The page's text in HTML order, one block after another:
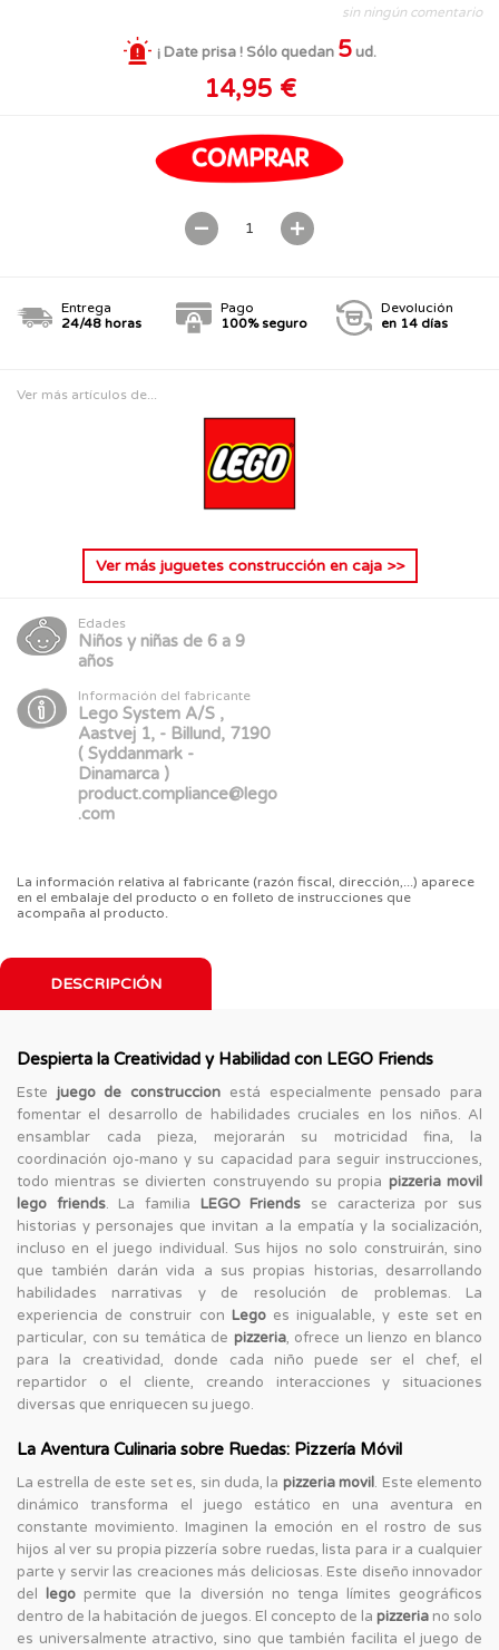
sin ningún comentario
¡ Date prisa ! Sólo quedan 5ud.
14,95 €
Entrega
24/48 horas
Pago
100% seguro
Devolución
en 14 días
Ver más artículos de...
Ver más juguetes construcción en caja>>
Edades
Niños y niñas de 6 a 9
años
Información del fabricante
Lego System A/S ,
Aastvej 1, - Billund, 7190
( Syddanmark -
Dinamarca )
product.compliance@lego
.com
La información relativa al fabricante (razón fiscal, dirección,...) aparece
en el embalaje del producto o en folleto de instrucciones que
acompaña al producto.
DESCRIPCIÓN
Despierta la Creatividad y Habilidad con LEGO Friends
Este juego de construccion está especialmente pensado para
fomentar el desarrollo de habilidades cruciales en los niños. Al
ensamblar cada pieza, mejorarán su motricidad fina, la
coordinación ojo-mano y su capacidad para seguir instrucciones,
todo mientras se divierten construyendo su propia pizzeria movil
lego friends. La familia LEGO Friends se caracteriza por sus
historias y personajes que invitan a la empatía y la socialización,
incluso en el juego individual. Sus hijos no solo construirán, sino
que también darán vida a sus propias historias, desarrollando
habilidades narrativas y de resolución de problemas. La
experiencia de construir con Legoes inigualable, y este set en
particular, con su temática de pizzeria, ofrece un lienzo en blanco
para la creatividad, donde cada niño puede ser el chef, el
repartidor o el cliente, creando interacciones y situaciones
diversas que enriquecen su juego.
La Aventura Culinaria sobre Ruedas: Pizzería Móvil
La estrella de este set es, sin duda, la pizzeria movil. Este elemento
dinámico transforma el juego estático en una aventura en
constante movimiento. Imaginen la emoción en el rostro de sus
hijos al ver su propia pizzería sobre ruedas, lista para ir a cualquier
parte y servir las creaciones más deliciosas. Este diseño innovador
dellego permite que la diversión no tenga límites geográficos
dentro de la habitación de juegos. El concepto de la pizzeria no solo
es universalmente atractivo, sino que también facilita el juego de